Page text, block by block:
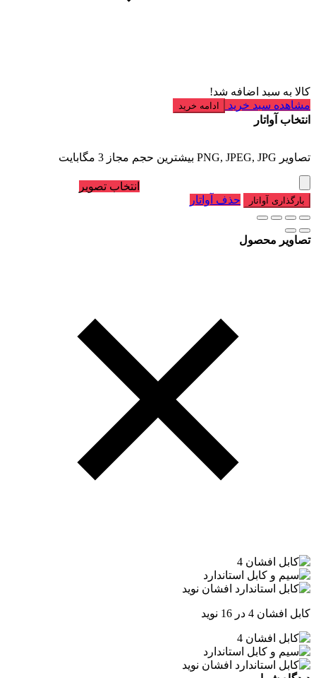
کالا به سبد اضافه شد!
مشاهده سبد خرید
ادامه خرید
انتخاب آواتار
تصاویر PNG, JPEG, JPG بیشترین حجم مجاز 3 مگابایت
انتخاب تصویر
بارگذاری آواتار حذف آواتار
تصاویر محصول
کابل افشان 4 در 16 نوید